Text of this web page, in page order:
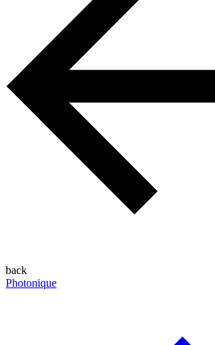
back
Photonique